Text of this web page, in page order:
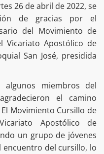
26 de abril de 2022, se
de gracias por el
del Movimiento de
Vicariato Apostólico de
San José, presidida
algunos miembros del
el camino
Movimiento Cursillo de
Apostólico de
un grupo de jóvenes
del cursillo, lo